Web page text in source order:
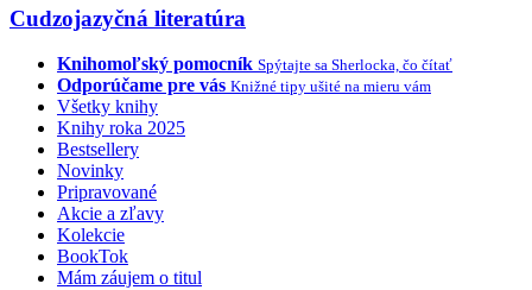
Cudzojazyčná literatúra
Knihomoľský pomocník Spýtajte sa Sherlocka, čo čítať
Odporúčame pre vás Knižné tipy ušité na mieru vám
Všetky knihy
Knihy roka 2025
Bestsellery
Novinky
Pripravované
Akcie a zľavy
Kolekcie
BookTok
Mám záujem o titul